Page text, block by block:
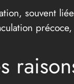
souvent